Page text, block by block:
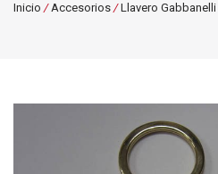
Inicio /Accesorios /Llavero Gabbanelli